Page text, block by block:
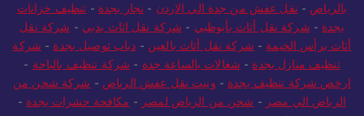
بالرياض - نقل عفش من جدة الي الاردن - نجار بجدة - تنظيف خزانات
بجدة - شركة نقل أثاث بأبوظبي - شركة نقل اثاث بدبي - شركة نقل
أثاث برأس الخيمة - شركة نقل أثاث بالعين - دباب توصيل بجدة - شركة
تنظيف منازل بجدة - شغالات بالساعة جدة - شركة تنظيف بالباحة -
ارخص شركة تنظيف بجدة - ونيت نقل عفش الرياض - شركة شحن من
الرياض الي مصر - شحن من الرياض لمصر - مكافحة حشرات بجدة -